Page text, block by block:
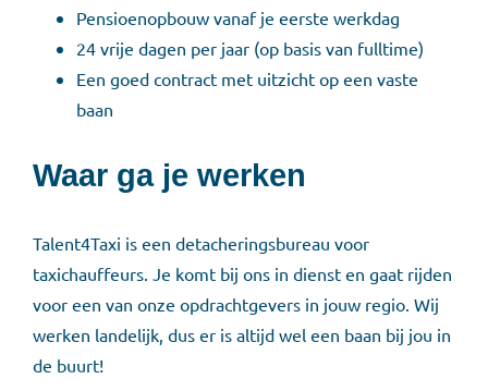
Pensioenopbouw vanaf je eerste werkdag
24 vrije dagen per jaar (op basis van fulltime)
Een goed contract met uitzicht op een vaste
baan
Waar ga je werken
Talent4Taxi is een detacheringsbureau voor
taxichauffeurs. Je komt bij ons in dienst en gaat rijden
voor een van onze opdrachtgevers in jouw regio. Wij
werken landelijk, dus er is altijd wel een baan bij jou in
de buurt!